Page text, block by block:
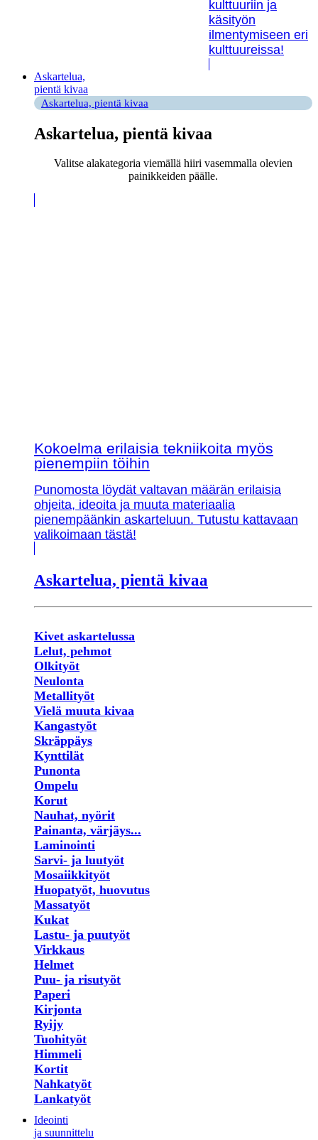
kulttuuriin ja
käsityön
ilmentymiseen eri
kulttuureissa!
Askartelua,
pientä kivaa
Askartelua, pientä kivaa
Askartelua, pientä kivaa
Valitse alakategoria viemällä hiiri vasemmalla olevien
painikkeiden päälle.
Kokoelma erilaisia tekniikoita myös
pienempiin töihin
Punomosta löydät valtavan määrän erilaisia
ohjeita, ideoita ja muuta materiaalia
pienempäänkin askarteluun. Tutustu kattavaan
valikoimaan tästä!
Askartelua, pientä kivaa
Kivet askartelussa
Lelut, pehmot
Olkityöt
Neulonta
Metallityöt
Vielä muuta kivaa
Kangastyöt
Skräppäys
Kynttilät
Punonta
Ompelu
Korut
Nauhat, nyörit
Painanta, värjäys...
Laminointi
Sarvi- ja luutyöt
Mosaiikkityöt
Huopatyöt, huovutus
Massatyöt
Kukat
Lastu- ja puutyöt
Virkkaus
Helmet
Puu- ja risutyöt
Paperi
Kirjonta
Ryijy
Tuohityöt
Himmeli
Kortit
Nahkatyöt
Lankatyöt
Ideointi
ja suunnittelu